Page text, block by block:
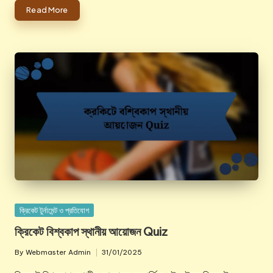
Read More
Posted
ক্রিকেট টুর্নামেন্ট ও প্রতিযোগ
ক্রিকেট বিশ্বকাপ স্থানীয় আয়োজন Quiz
Posted
by
By Webmaster Admin 31/01/2025